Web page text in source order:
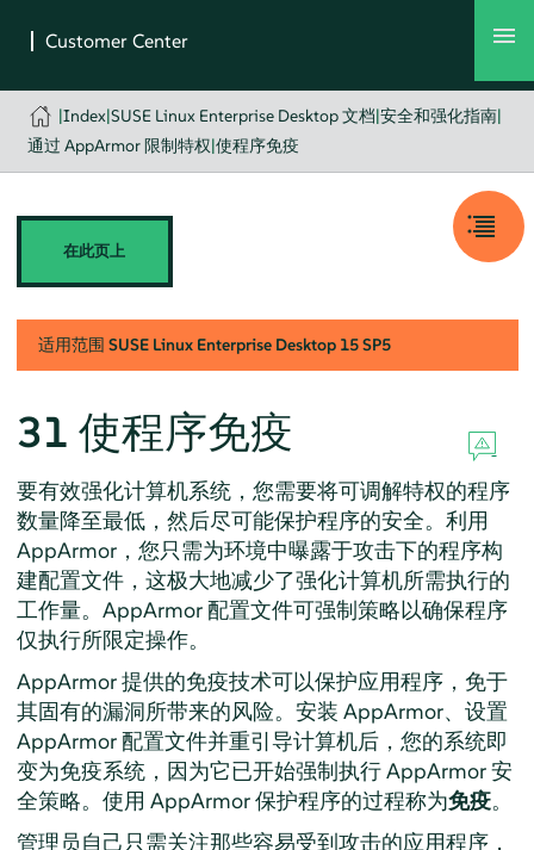
|Index|SUSE Linux Enterprise Desktop 文档|安全和强化指南|
通过 AppArmor 限制特权|使程序免疫
在此页上
适用范围 SUSE Linux Enterprise Desktop 15 SP5
31 使程序免疫
要有效强化计算机系统，您需要将可调解特权的程序
数量降至最低，然后尽可能保护程序的安全。利用
AppArmor，您只需为环境中曝露于攻击下的程序构
建配置文件，这极大地减少了强化计算机所需执行的
工作量。 AppArmor 配置文件可强制策略以确保程序
仅执行所限定操作。
AppArmor提供的免疫技术可以保护应用程序，免于
其固有的漏洞所带来的风险。安装 AppArmor、设置
AppArmor配置文件并重引导计算机后，您的系统即
变为免疫系统，因为它已开始强制执行AppArmor安
全策略。使用 AppArmor保护程序的过程称为免疫。
管理员自己只需关注那些容易受到攻击的应用程序，